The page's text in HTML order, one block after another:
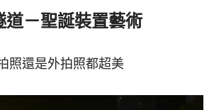
道－聖誕裝置藝術
照還是外拍照都超美